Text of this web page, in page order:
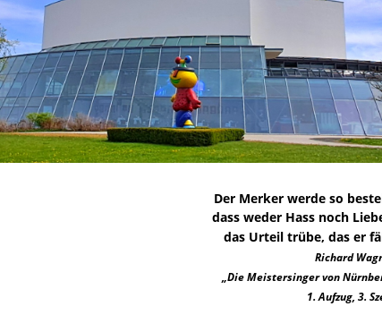
Der Merker werde so
dass weder Hass noch
das Urteil trübe, das er
Richard
„Die Meistersinger von
1. Aufzug, 3.